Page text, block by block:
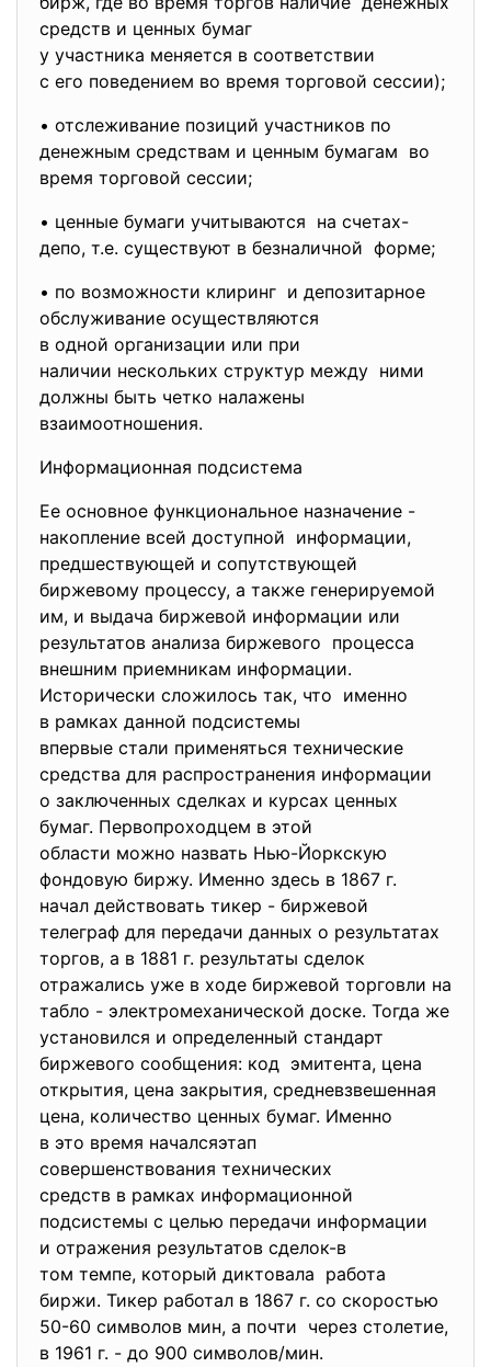
средств и ценных бумаг
у участника меняется в соответствии
с его поведением во время торговой сессии);
• отслеживание позиций участников по
денежным средствам и ценным бумагам во
время торговой сессии;
• ценные бумаги учитываются на счетах-
депо, т.е. существуют в безналичной форме;
• по возможности клиринг и депозитарное
обслуживание осуществляются
в одной организации или при
наличии нескольких структур между ними
должны быть четко налажены
взаимоотношения.
Информационная подсистема
Ее основное функциональное назначение -
накопление всей доступной информации,
предшествующей и сопутствующей
биржевому процессу, а также генерируемой
им, и выдача биржевой информации или
результатов анализа биржевого процесса
внешним приемникам информации.
Исторически сложилось так, что именно
в рамках данной подсистемы
впервые стали применяться технические
средства для распространения информации
о заключенных сделках и курсах ценных
бумаг. Первопроходцем в этой
области можно назвать Нью-Йоркскую
фондовую биржу. Именно здесь в 1867 г.
начал действовать тикер - биржевой
телеграф для передачи данных о результатах
торгов, а в 1881 г. результаты сделок
отражались уже в ходе биржевой торговли на
табло - электромеханической доске. Тогда же
установился и определенный стандарт
биржевого сообщения: код эмитента, цена
открытия, цена закрытия, средневзвешенная
цена, количество ценных бумаг. Именно
в это время началсяэтап
совершенствования технических
средств в рамках информационной
подсистемы с целью передачи информации
и отражения результатов сделок-в
том темпе, который диктовала работа
биржи. Тикер работал в 1867 г. со скоростью
50-60 символов мин, а почти через столетие,
в 1961 г. - до 900 символов/мин.